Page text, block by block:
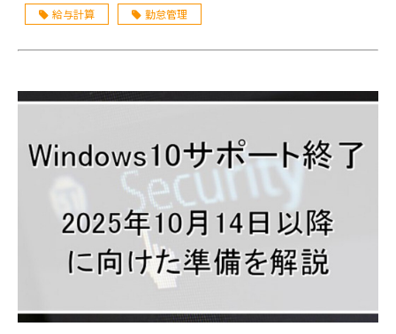
壁」などをわかりやすく解説します。
給与計算 勤怠管理